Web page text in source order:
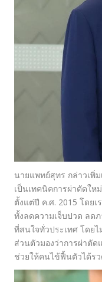
นายแพทย์สุทร กล่าวเพิ่ม
เป็นเทคนิคการผ่าตัดให
ตั้งแต่ปี ค.ศ. 2015 โดยเ
ทั้งลดความเจ็บปวด ลด
ที่สนใจทั่วประเทศ โดย
ส่วนตัวมองว่าการผ่าตัด
ช่วยให้คนไข้ฟื้นตัวได้ร